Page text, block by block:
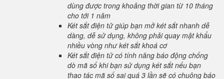
dùng được trong khoảng thời gian từ 10 tháng
cho tới 1 năm
Két sắt điện tử giúp bạn mở két sắt nhanh dễ
dàng, dễ sử dụng, không phải quay mật khẩu
nhiều vòng như két sắt khoá cơ
Két sắt điện tử có tính năng báo động chống
dò mã số khi bạn sử dụng két sắt nếu bạn
thao tác mã số sai quá 3 lần sẽ có chuông báo